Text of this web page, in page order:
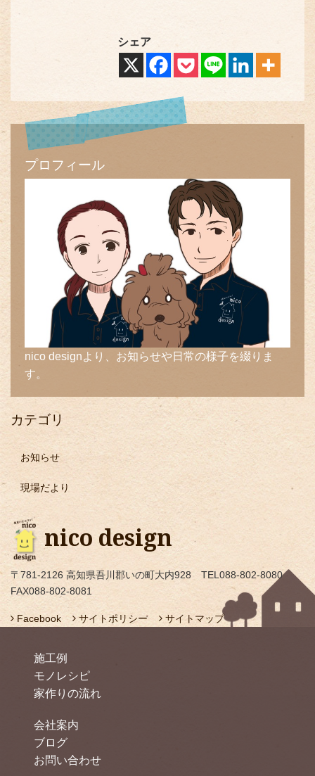
シェア
プロフィール
nico designより、お知らせや日常の様子を綴りま
す。
カテゴリ
お知らせ
現場だより
nico design
〒781-2126 高知県吾川郡いの町大内928 TEL088-802-8080
FAX088-802-8081
Facebook サイトポリシー サイトマップ
施工例
モノレシピ
家作りの流れ
会社案内
ブログ
お問い合わせ